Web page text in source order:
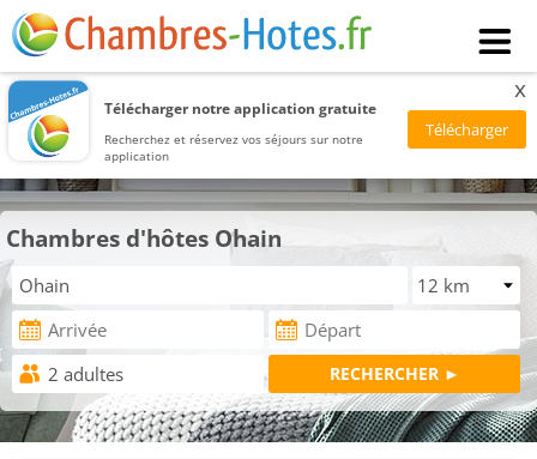
Télécharger notre application gratuite
Recherchez et réservez vos séjours sur notre
application
x
Chambres d'hôtes Ohain